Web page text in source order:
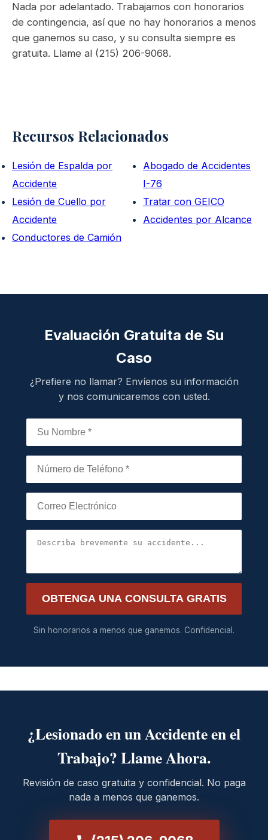
Nada por adelantado. Trabajamos con honorarios
de contingencia, así que no hay honorarios a menos
que ganemos su caso, y su consulta siempre es
gratuita. Llame al (215) 206-9068.
Recursos Relacionados
Lesión de Espalda por
Accidente
Lesión de Cuello por
Accidente
Conductores de Camión
Abogado de Accidentes
I-76
Tratar con GEICO
Accidentes por Alcance
Evaluación Gratuita de Su
Caso
¿Prefiere no llamar? Envíenos su información
y nos comunicaremos con usted.
OBTENGA UNA CONSULTA GRATIS
Sin honorarios a menos que ganemos. Confidencial.
¿Lesionado en un Accidente en el
Trabajo? Llame Ahora.
Revisión de caso gratuita y confidencial. No paga
nada a menos que ganemos.